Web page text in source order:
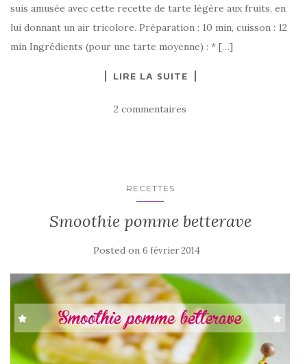
suis amusée avec cette recette de tarte légère aux fruits, en
lui donnant un air tricolore. Préparation : 10 min, cuisson : 12
min Ingrédients (pour une tarte moyenne) : * […]
LIRE LA SUITE
2 commentaires
RECETTES
Smoothie pomme betterave
Posted on 6 février 2014